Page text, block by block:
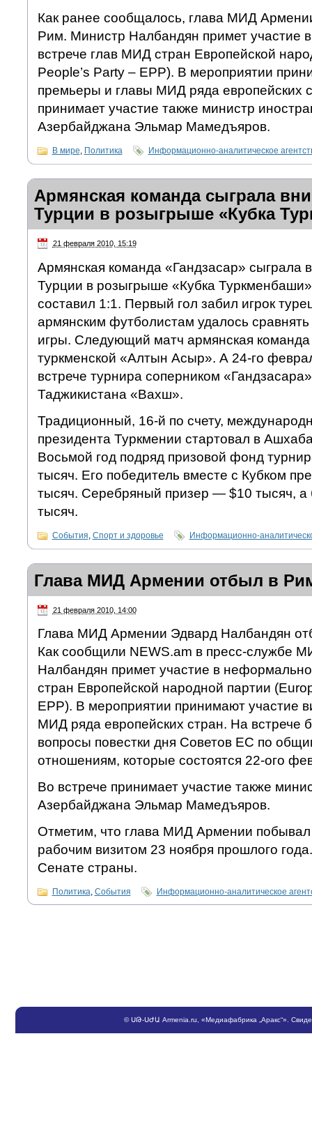
Как ранее сообщалось, глава МИД
Рим. Министр Налбандян примет участие
встрече глав МИД стран Европейской
People’s Party – EPP). В мероприятии
премьеры и главы МИД ряда европейских
принимает участие также министр
Азербайджана Эльмар Мамедъяров.
В мире, Политика Информационно-аналитическое
Армянская команда сыграла
Турции в розыгрыше «Кубка
21 февраля 2010, 15:19
Армянская команда «Гандзасар» сыграла
Турции в розыгрыше «Кубка
составил 1:1. Первый гол забил игрок
армянским футболистам удалось
игры. Следующий матч армянская команда
туркменской «Алтын Асыр». А 24-го
встрече турнира соперником
Таджикистана «Вахш».
Традиционный, 16-й по счету,
президента Туркмении стартовал в
Восьмой год подряд призовой фонд
тысяч. Его победитель вместе с Кубком
тысяч. Серебряный призер — $10 тысяч,
тысяч.
События Спорт и здоровье Информационно-
Глава МИД Армении отбыл в
21 февраля 2010, 14:00
Глава МИД Армении Эдвард Налбандян
Как сообщили NEWS.am в пресс-службе
Налбандян примет участие в
стран Европейской народной партии
EPP). В мероприятии принимают участие
МИД ряда европейских стран. На встрече
вопросы повестки дня Советов ЕС по
отношениям, которые состоятся 22-ого
Во встрече принимает участие также
Азербайджана Эльмар Мамедъяров.
Отметим, что глава МИД Армении побывал
рабочим визитом 23 ноября прошлого
Сенате страны.
Политика, События Информационно-аналитическое
©ՍԹ-ՍԺԱ Armenia.ru, «Медиафабрика „Аракс“».